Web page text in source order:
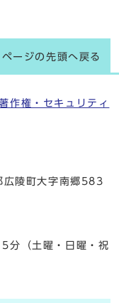
ページの先頭へ戻る
作権・セキュリティ
陵町大字南郷583
分（土曜・日曜・祝